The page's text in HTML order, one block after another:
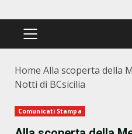
PRIMÄRES
Home Alla scoperta della
Notti di BCsicilia
Comunicati Stampa